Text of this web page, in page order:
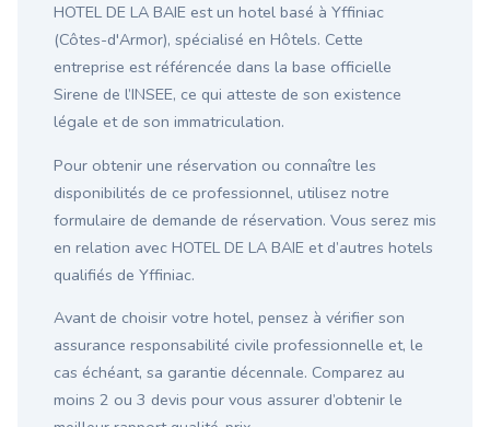
HOTEL DE LA BAIE est un hotel basé à Yffiniac
(Côtes-d'Armor), spécialisé en Hôtels. Cette
entreprise est référencée dans la base officielle
Sirene de l’INSEE, ce qui atteste de son existence
légale et de son immatriculation.
Pour obtenir une réservation ou connaître les
disponibilités de ce professionnel, utilisez notre
formulaire de demande de réservation. Vous serez mis
en relation avec HOTEL DE LA BAIE et d’autres hotels
qualifiés de Yffiniac.
Avant de choisir votre hotel, pensez à vérifier son
assurance responsabilité civile professionnelle et, le
cas échéant, sa garantie décennale. Comparez au
moins 2 ou 3 devis pour vous assurer d’obtenir le